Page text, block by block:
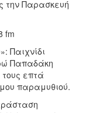
την Παρασκευή
fm
Παιχνίδι
Παπαδάκη
επτά
παραμυθιού.